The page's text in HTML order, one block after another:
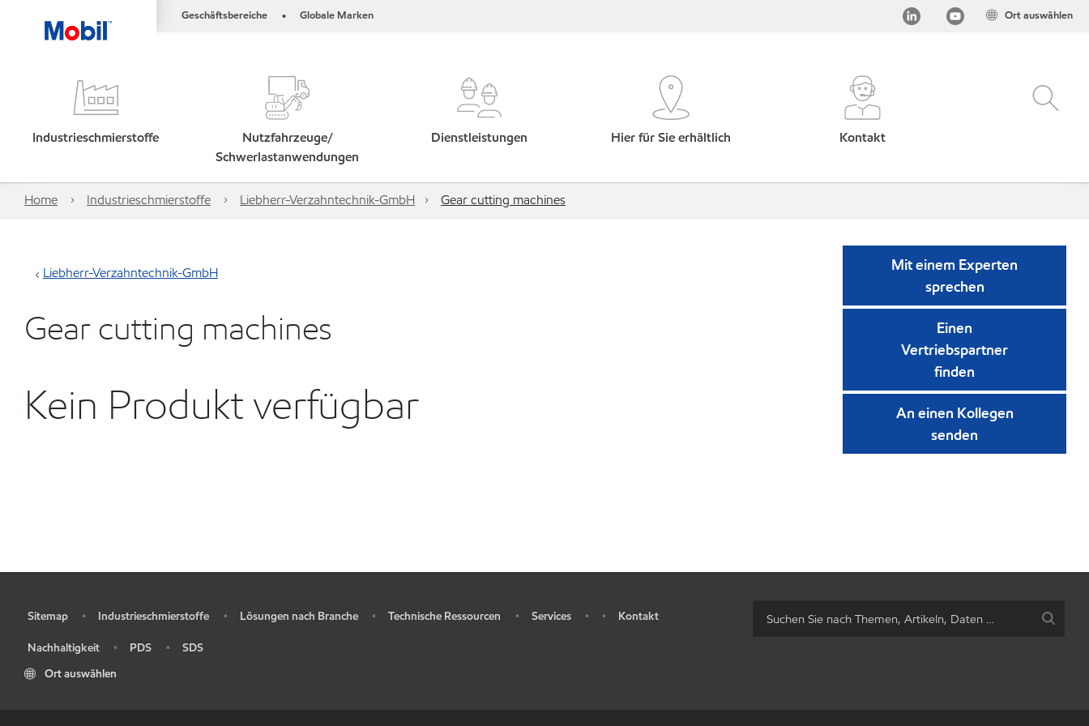
Geschäftsbereiche • Globale Marken Ort auswählen
Industrieschmierstoffe
Nutzfahrzeuge/
Schwerlastanwendungen
Dienstleistungen Hier für Sie erhältlich Kontakt
Home Industrieschmierstoffe Liebherr-Verzahntechnik-GmbH Gear cutting machines
Liebherr-Verzahntechnik-GmbH
Gear cutting machines
Kein Produkt verfügbar
Mit einem Experten
sprechen
Einen
Vertriebspartner
finden
An einen Kollegen
senden
Sitemap • Industrieschmierstoffe • Lösungen nach Branche • Technische Ressourcen • Services • • Kontakt
Nachhaltigkeit • PDS •
SDS
Ort auswählen